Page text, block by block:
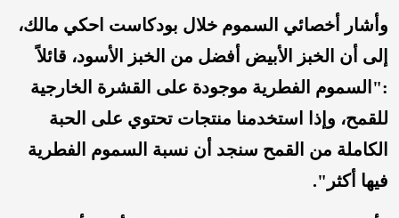
وأشار أخصائي السموم خلال بودكاست احكي مالك،
إلى أن الخبز الأبيض أفضل من الخبز الأسود، قائلاً
:"السموم الفطرية موجودة على القشرة الخارجية
للقمح، وإذا استخدمنا منتجات تحتوي على الحبة
الكاملة من القمح سنجد أن نسبة السموم الفطرية
فيها أكثر".